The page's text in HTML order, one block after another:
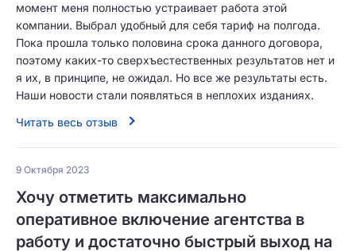
момент меня полностью устраивает работа этой
компании. Выбрал удобный для себя тариф на полгода.
Пока прошла только половина срока данного договора,
поэтому каких-то сверхъестественных результатов нет и
я их, в принципе, не ожидал. Но все же результаты есть.
Наши новости стали появляться в неплохих изданиях.
Читать весь отзыв
9 Октября 2023
Хочу отметить максимально
оперативное включение агентства в
работу и достаточно быстрый выход на